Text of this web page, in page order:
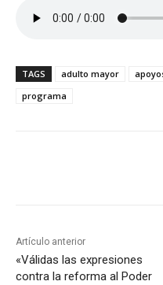
TAGS adulto mayor
programa
Artículo anterior
«Válidas las expresiones
contra la reforma al Poder